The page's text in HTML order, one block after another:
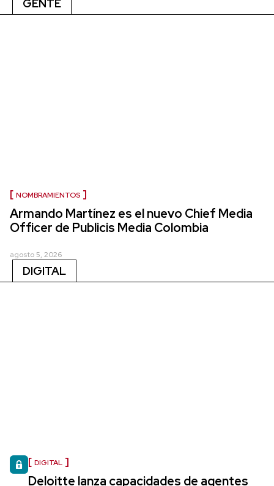
GENTE
NOMBRAMIENTOS
Armando Martínez es el nuevo Chief Media
Officer de Publicis Media Colombia
agosto 5, 2026
DIGITAL
DIGITAL
Deloitte lanza capacidades de agentes